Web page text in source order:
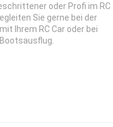
oder Profi im RC
Sie gerne bei der
Ihrem RC Car oder bei